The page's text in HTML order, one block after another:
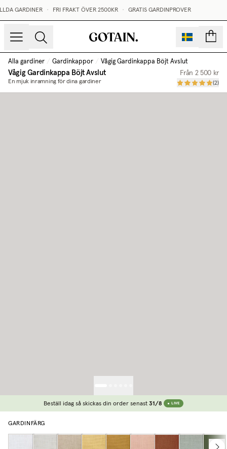
GARDINER • FRI FRAKT ÖVER 2500KR • GRATIS GARDINPROVER
Alla gardiner / Gardinkappor / Vågig Gardinkappa Böjt Avslut
Vågig Gardinkappa Böjt Avslut
En mjuk inramning för dina gardiner
Från 2 500 kr
(2)
Beställ idag så skickas din order senast 31/8 LIVE
GARDINFÄRG